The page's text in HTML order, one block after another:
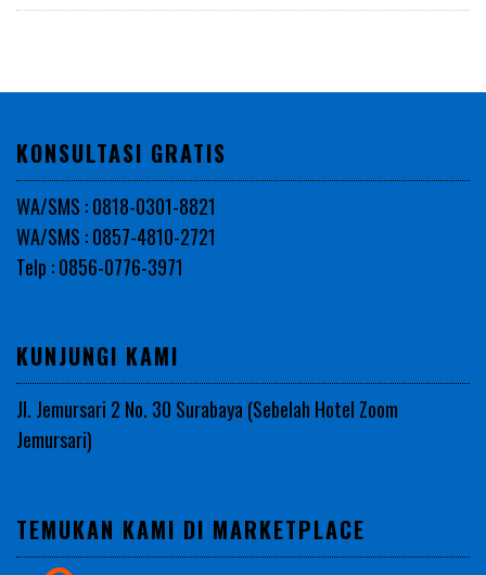
KONSULTASI GRATIS
WA/SMS : 0818-0301-8821
WA/SMS : 0857-4810-2721
Telp : 0856-0776-3971
KUNJUNGI KAMI
Jl. Jemursari 2 No. 30 Surabaya (Sebelah Hotel Zoom
Jemursari)
TEMUKAN KAMI DI MARKETPLACE